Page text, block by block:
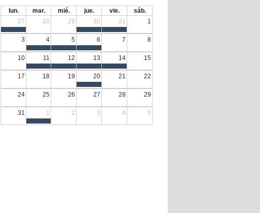
lun. mar. mié. jue. vie.
sáb.
27
28 29 30 31 1
3 4 5 6 7 8
10 11 12 13 14 15
17 18 19 20 21 22
24 25 26 27 28 29
31 1 2 3 4 5